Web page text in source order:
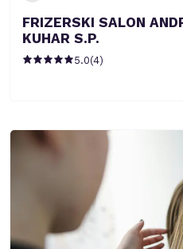
FRIZERSKI SALON
KUHAR S.P.
5.0(4)